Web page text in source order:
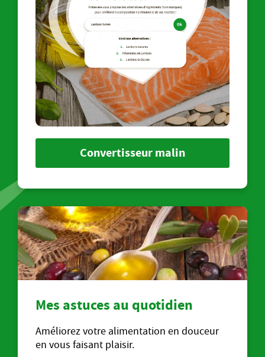
Convertisseur malin
Mes astuces au quotidien
Améliorez votre alimentation en douceur
en vous faisant plaisir.